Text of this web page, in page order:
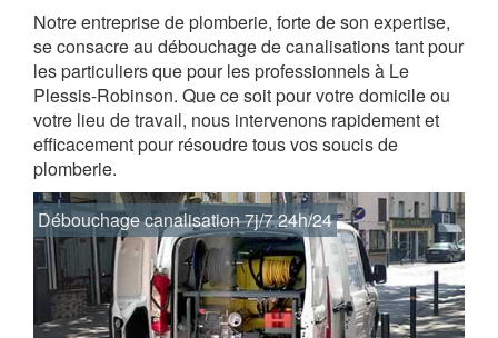
Notre entreprise de plomberie, forte de son expertise,
se consacre au débouchage de canalisations tant pour
les particuliers que pour les professionnels à Le
Plessis-Robinson. Que ce soit pour votre domicile ou
votre lieu de travail, nous intervenons rapidement et
efficacement pour résoudre tous vos soucis de
plomberie.
Débouchage canalisation 7j/7 24h/24